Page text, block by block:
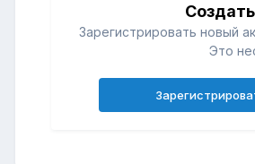
Зарегистрировать новый
Это